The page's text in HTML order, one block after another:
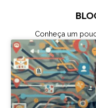
Conheça um